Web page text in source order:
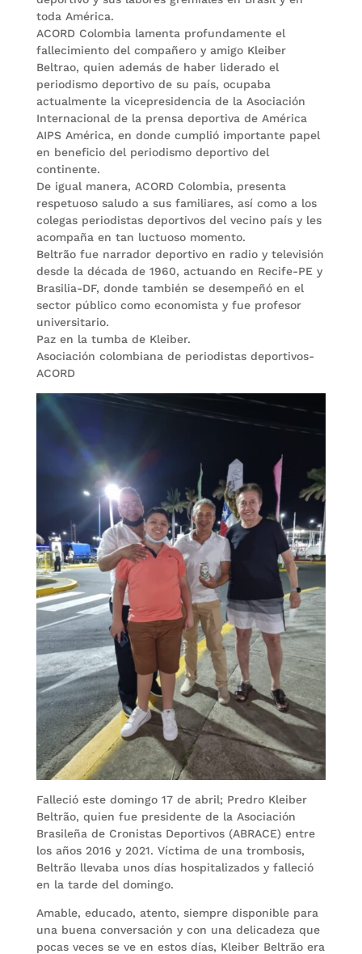
toda América.
ACORD Colombia lamenta profundamente el
fallecimiento del compañero y amigo Kleiber
Beltrao, quien además de haber liderado el
periodismo deportivo de su país, ocupaba
actualmente la vicepresidencia de la Asociación
Internacional de la prensa deportiva de América
AIPS América, en donde cumplió importante papel
en beneficio del periodismo deportivo del
continente.
De igual manera, ACORD Colombia, presenta
respetuoso saludo a sus familiares, así como a los
colegas periodistas deportivos del vecino país y les
acompaña en tan luctuoso momento.
Beltrão fue narrador deportivo en radio y televisión
desde la década de 1960, actuando en Recife-PE y
Brasilia-DF, donde también se desempeñó en el
sector público como economista y fue profesor
universitario.
Paz en la tumba de Kleiber.
Asociación colombiana de periodistas deportivos-
ACORD
Falleció este domingo 17 de abril; Predro Kleiber
Beltrão, quien fue presidente de la Asociación
Brasileña de Cronistas Deportivos (ABRACE) entre
los años 2016 y 2021. Víctima de una trombosis,
Beltrão llevaba unos días hospitalizados y falleció
en la tarde del domingo.
Amable, educado, atento, siempre disponible para
una buena conversación y con una delicadeza que
pocas veces se ve en estos días, Kleiber Beltrão era